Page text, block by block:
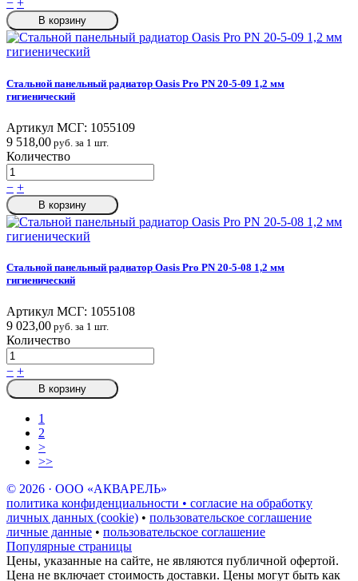
− +
В корзину
Стальной панельный радиатор Oasis Pro PN 20-5-09 1,2 мм
гигиенический
Артикул МСГ: 1055109
9 518,00 руб. за 1 шт.
Количество
− +
В корзину
Стальной панельный радиатор Oasis Pro PN 20-5-08 1,2 мм
гигиенический
Артикул МСГ: 1055108
9 023,00 руб. за 1 шт.
Количество
− +
В корзину
1
2
>
>>
© 2026 · ООО «АКВАРЕЛЬ»
политика конфиденциальности • согласие на обработку
личных данных (cookie) • пользовательское соглашение
личные данные • пользовательское соглашение
Популярные страницы
Цены, указанные на сайте, не являются публичной офертой.
Цена не включает стоимость доставки. Цены могут быть как